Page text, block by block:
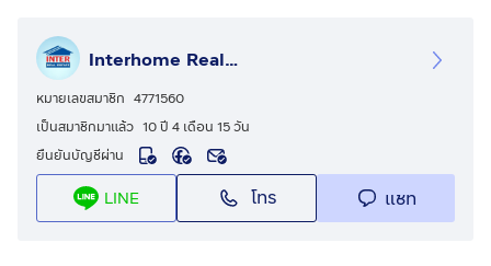
รายละเอียด
ใกล้ตลาดน้ำอัมพวา ที่ว่าการอำเภอเมืองสมุทรสงคราม
ขายที่ดินเปล่าถมเเล้ว ขายที่ดินติดคุ้งน้ำ คลองแม่กลอง วิว
โค้งน้ำ สวย ติดถนน ทช. 2006 ถนนพระราม2 ตำบลนาง
ตะเคียน อำเภอเมืองสมุทรสงคราม จังหวัดสมุทรสงคราม
Interhome Realty Estate
หมายเลขสมาชิก 4771560
เป็นสมาชิกมาแล้ว 10 ปี 4 เดือน 15 วัน
ยืนยันบัญชีผ่าน
LINE โทร แชท